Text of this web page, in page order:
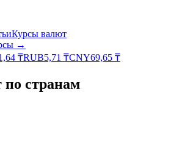
Курсы валют
→
₸RUB5,71 ₸CNY69,65 ₸
странам